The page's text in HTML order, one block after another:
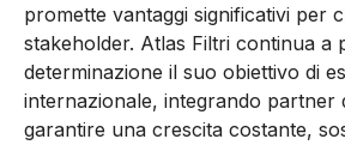
promette vantaggi significativi per
stakeholder. Atlas Filtri continua a
determinazione il suo obiettivo di
internazionale, integrando partner
garantire una crescita costante,